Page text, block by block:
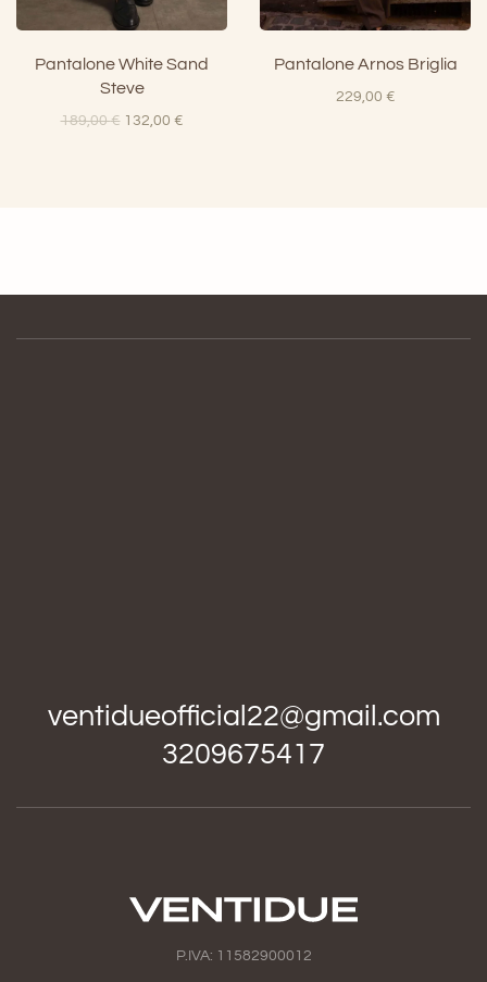
Pantalone White Sand
Steve
189,00€ Il132,00 €Il
Pantalone Arnos Briglia
229,00 €
ventidueofficial22@gmail.com
3209675417
P.IVA: 11582900012